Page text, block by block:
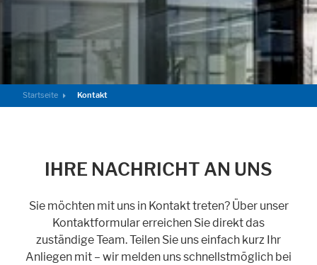
Startseite Kontakt
IHRE NACHRICHT AN UNS
Sie möchten mit uns in Kontakt treten? Über unser
Kontaktformular erreichen Sie direkt das
zuständige Team. Teilen Sie uns einfach kurz Ihr
Anliegen mit – wir melden uns schnellstmöglich bei
Marketing und Statistik
Statistik Cookies erfassen Informationen anonym. Diese Informationen
helfen uns zu verstehen, wie unsere Besucher unsere Website nutzen.